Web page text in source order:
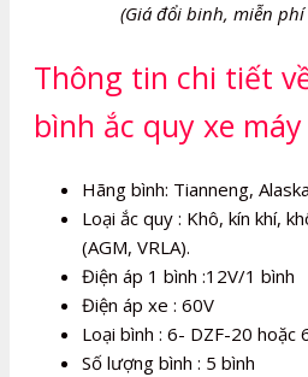
(Giá đổi binh, miễn
Thông tin chi tiết
bình ắc quy xe
Hãng bình: Tianneng,
Loại ắc quy : Khô, kín khí,
(AGM, VRLA).
Điện áp 1 bình :12V/1 bình
Điện áp xe : 60V
Loại bình : 6- DZF-20 hoặc
Số lượng bình : 5 bình